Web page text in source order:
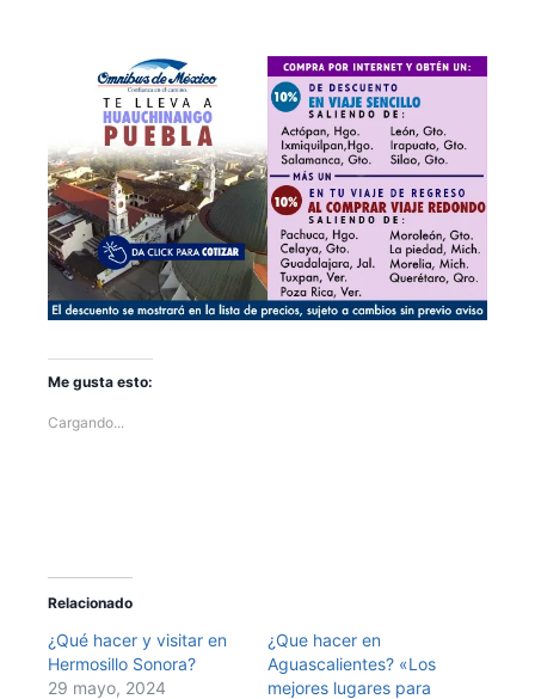
Me gusta esto:
Cargando...
Relacionado
¿Qué hacer y visitar en
Hermosillo Sonora?
29 mayo, 2024
¿Que hacer en
Aguascalientes? «Los
mejores lugares para